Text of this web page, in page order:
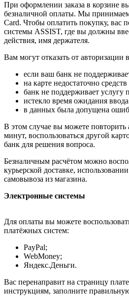
При оформлении заказа в корзине
безналичной оплаты. Мы
Card. Чтобы оплатить покупку, вас
системы ASSIST, где вы должны
действия, имя держателя.
Вам могут отказать от авторизации
если ваш банк не
на карте недостаточно
банк не поддерживает услугу
истекло время ожидания
в данных была допущена
В этом случае вы можете повторить
минут, воспользоваться другой
банк для решения вопроса.
Безналичным расчётом можно
курьерской доставке,
самовывоза из магазина.
Электронные системы
Для оплаты вы можете
платёжных систем:
PayPal;
WebMoney;
Яндекс.Деньги.
Вас перенаправит на страницу
инструкциям, заполните